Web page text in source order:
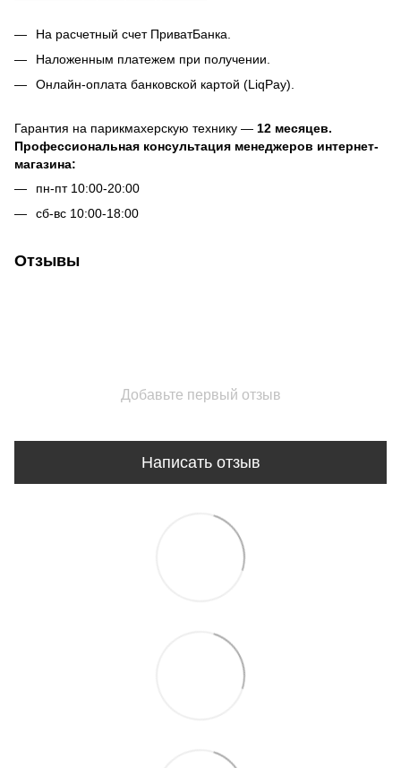
На расчетный счет ПриватБанка.
Наложенным платежем при получении.
Онлайн-оплата банковской картой (LiqPay).
Гарантия на парикмахерскую технику — 12 месяцев.
Профессиональная консультация менеджеров интернет-
магазина:
пн-пт 10:00-20:00
сб-вс 10:00-18:00
Отзывы
Добавьте первый отзыв
Написать отзыв